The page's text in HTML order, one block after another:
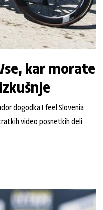
kar morate
dogodka I feel Slovenia
video posnetkih deli